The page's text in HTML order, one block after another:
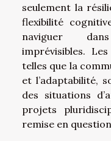
seulement la
flexibilité
naviguer
imprévisibles.
telles que la
et l’adaptabilité,
des situations
projets
remise en